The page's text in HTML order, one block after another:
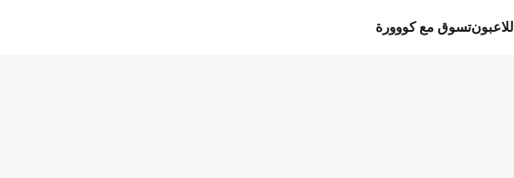
اللاعبونتسوق مع كووورة